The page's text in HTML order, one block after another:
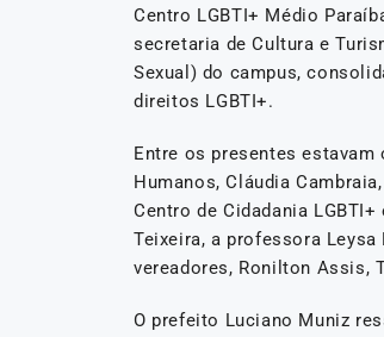
Centro LGBTI+ Médio
secretaria de Cultura e
Sexual) do campus,
direitos LGBTI+.
Entre os presentes
Humanos, Cláudia
Centro de Cidadania
Teixeira, a professora Leysa
vereadores, Ronilton Assis,
O prefeito Luciano Muniz